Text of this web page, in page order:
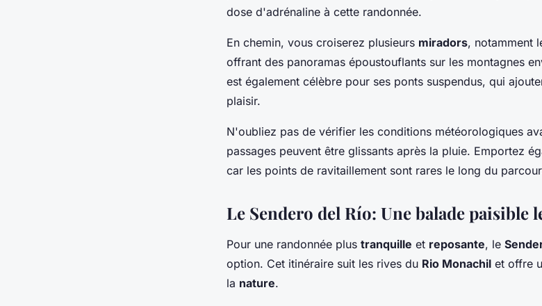
dose d'adrénaline à cette randonnée.
En chemin, vous croiserez plusieurs miradors, notamment
offrant des panoramas époustouflants sur les montagnes
est également célèbre pour ses ponts suspendus, qui
plaisir.
N'oubliez pas de vérifier les conditions météorologiques
passages peuvent être glissants après la pluie. Emportez
car les points de ravitaillement sont rares le long du
Le Sendero del Río: Une balade paisible
Pour une randonnée plus tranquille et reposante, le
option. Cet itinéraire suit les rives du Rio Monachil et offre
la nature.